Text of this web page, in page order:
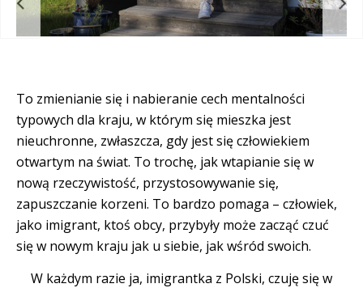
To zmienianie się i nabieranie cech mentalności
typowych dla kraju, w którym się mieszka jest
nieuchronne, zwłaszcza, gdy jest się człowiekiem
otwartym na świat. To trochę, jak wtapianie się w
nową rzeczywistość, przystosowywanie się,
zapuszczanie korzeni. To bardzo pomaga – człowiek,
jako imigrant, ktoś obcy, przybyły może zacząć czuć
się w nowym kraju jak u siebie, jak wśród swoich.
W każdym razie ja, imigrantka z Polski, czuję się w